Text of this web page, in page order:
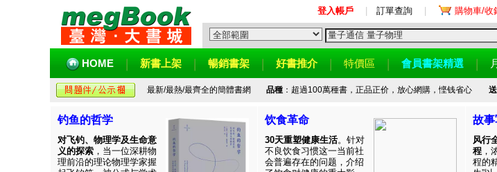
登入帳戶 訂單查詢 購物車/收
HOME 新書上架 暢銷書架 好書推介 特價區 會員書架精選
最新/最熱/最齊全的簡體書網 品種：超過100萬種書，正品正价，放心網購，悭钱省心
钓鱼的哲学
对飞钓、物理学及生命意
义的探索 ，当一位深耕物
理前沿的理论物理学家握
饮食革命
30天重塑健康生活。针对
不良饮食习惯这一当前社
会普遍存在的问题，介绍
故
风行
程 ，
程的